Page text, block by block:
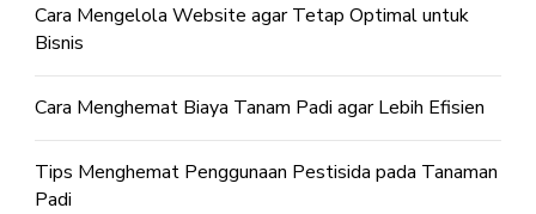
Cara Mengelola Website agar Tetap Optimal untuk
Bisnis
Cara Menghemat Biaya Tanam Padi agar Lebih Efisien
Tips Menghemat Penggunaan Pestisida pada Tanaman
Padi